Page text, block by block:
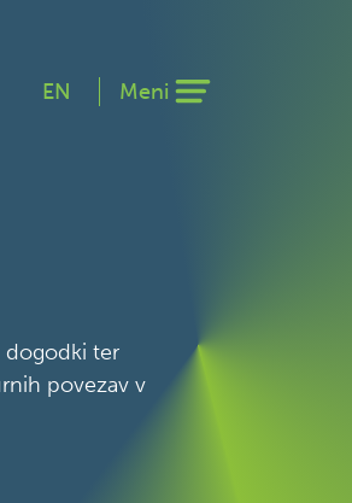
EN Meni
dogodki ter
povezav v